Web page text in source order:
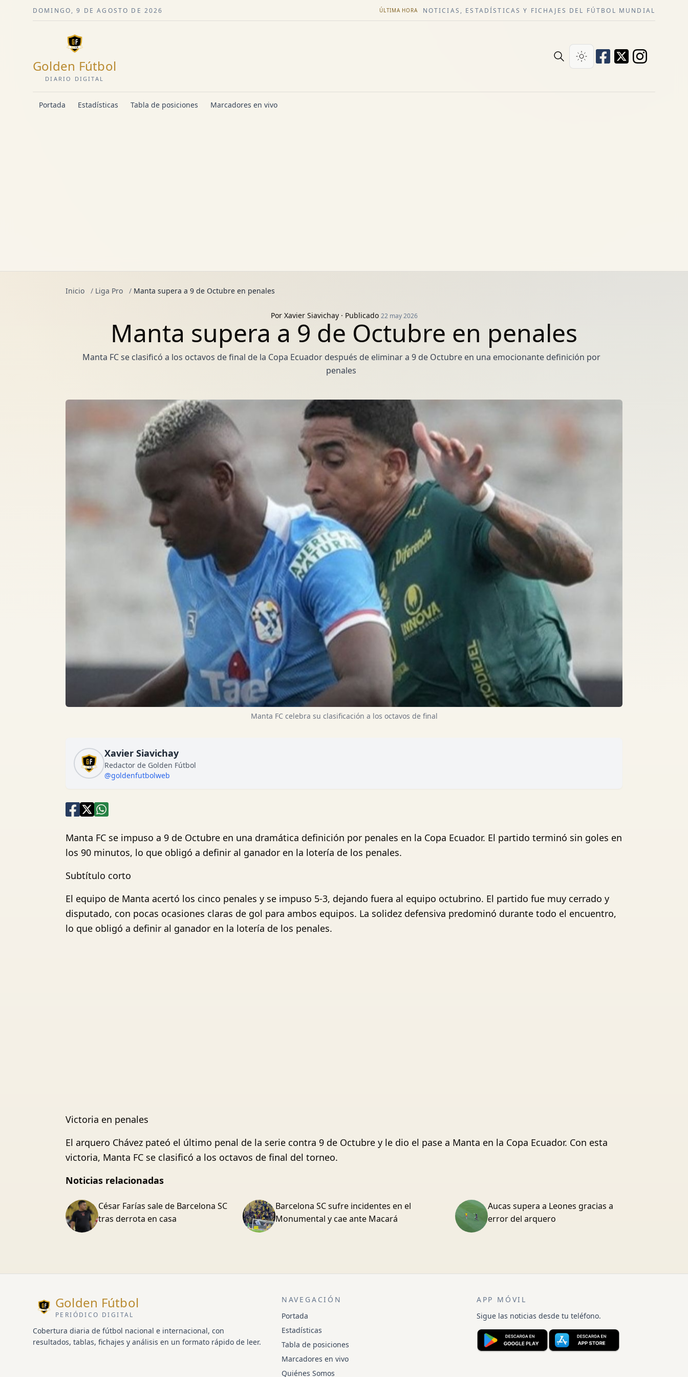
DOMINGO, 9 DE AGOSTO DE 2026 ÚLTIMA HORA NOTICIAS, ESTADÍSTICAS Y FICHAJES DEL FÚTBOL MUNDIAL
Golden Fútbol
DIARIO DIGITAL
Portada Estadísticas Tabla de posiciones Marcadores en vivo
Inicio / Liga Pro / Manta supera a 9 de Octubre en penales
Por Xavier Siavichay· Publicado 22 may 2026
Manta supera a 9 de Octubre en penales
Manta FC se clasificó a los octavos de final de la Copa Ecuador después de eliminar a 9 de Octubre en una emocionante definición por
penales
Manta FC celebra su clasificación a los octavos de final
Xavier Siavichay
Redactor de Golden Fútbol
@goldenfutbolweb
Manta FC se impuso a 9 de Octubre en una dramática definición por penales en la Copa Ecuador. El partido terminó sin goles en
los 90 minutos, lo que obligó a definir al ganador en la lotería de los penales.
Subtítulo corto
El equipo de Manta acertó los cinco penales y se impuso 5-3, dejando fuera al equipo octubrino. El partido fue muy cerrado y
disputado, con pocas ocasiones claras de gol para ambos equipos. La solidez defensiva predominó durante todo el encuentro,
lo que obligó a definir al ganador en la lotería de los penales.
Victoria en penales
El arquero Chávez pateó el último penal de la serie contra 9 de Octubre y le dio el pase a Manta en la Copa Ecuador. Con esta
victoria, Manta FC se clasificó a los octavos de final del torneo.
Noticias relacionadas
César Farías sale de Barcelona SC
tras derrota en casa
Barcelona SC sufre incidentes en el
Monumental y cae ante Macará
Aucas supera a Leones gracias a
error del arquero
Golden Fútbol
PERIÓDICO DIGITAL
Cobertura diaria de fútbol nacional e internacional, con
resultados, tablas, fichajes y análisis en un formato rápido de leer.
NAVEGACIÓN
Portada
Estadísticas
Tabla de posiciones
Marcadores en vivo
Quiénes Somos
APP MÓVIL
Sigue las noticias desde tu teléfono.